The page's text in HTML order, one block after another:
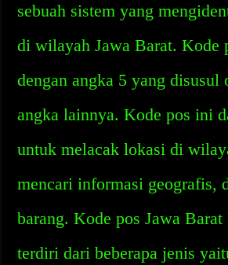
sebuah sistem yang
di wilayah Jawa Barat. Kode
dengan angka 5 yang disusul
angka lainnya. Kode pos ini
untuk melacak lokasi di
mencari informasi geografis,
barang. Kode pos Jawa Barat
terdiri dari beberapa jenis